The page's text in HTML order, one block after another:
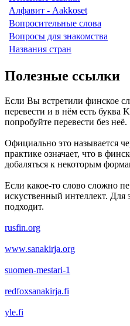
Алфавит - Aakkoset
Вопросительные слова
Вопросы для знакомства
Названия стран
Полезные ссылки
Если Вы встретили финское
перевести и в нём есть буква
попробуйте перевести без неё.
Официально это называется
практике означает, что в
добаляться к некоторым
Если какое-то слово сложно
искуственный интеллект. Для
подходит.
rusfin.org
www.sanakirja.org
suomen-mestari-1
redfoxsanakirja.fi
yle.fi